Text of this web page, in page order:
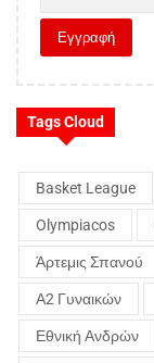
Tags Cloud
Basket League
Olympiacos
Άρτεμις Σπανού
Α2 Γυναικών
Εθνική Ανδρών